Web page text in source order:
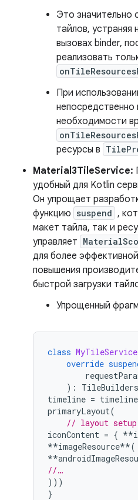
Это значительно
тайлов, устраняя
вызовах binder,
реализовать
При
непосредственно
необходимости
ресурсы в
Material3TileService:
удобный для Kotlin
Он упрощает
функцию suspend ,
макет тайла, так и
управляет
для более
повышения
быстрой загрузки
Упрощенный
class MyTileService
override
):
TileBuilders
timeline = timeline
primaryLayout(
// layout setup
iconContent = { **
**imageResource**(
**
//…
)))
}